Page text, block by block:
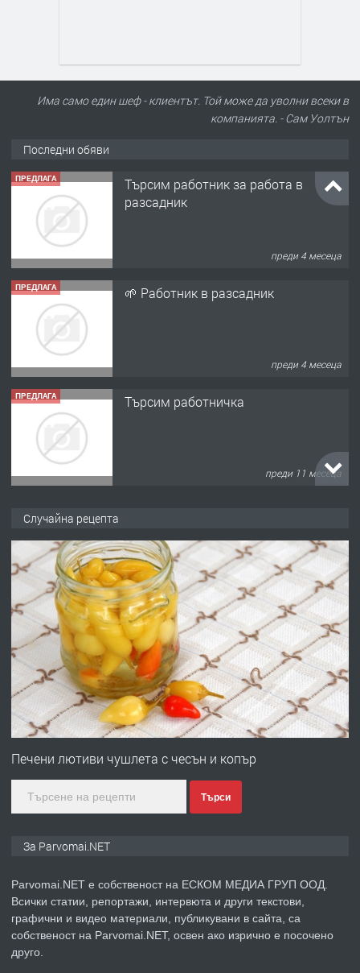
Има само един шеф - клиентът. Той може да уволни всеки в
компанията. - Сам Уолтън
Последни обяви
ПРЕДЛАГА
Търсим работник за работа в
разсадник
преди 4 месеца
ПРЕДЛАГА 🌱 Работник в разсадник
преди 4 месеца
ПРЕДЛАГА Търсим работничка
преди 11 месеца
преди 1 година
ПРЕДЛАГА Работа за общи работници
преди 1 година
ПРЕДЛАГА
Първи поход "По стъпките на Ангел
преди 1 година
ПРЕДЛАГА Уроци по Математика
Случайна рецепта
Печени лютиви чушлета с чесън и копър
Търси
За Parvomai.NET
Parvomai.NET е собственост на ЕСКОМ МЕДИА ГРУП ООД.
Всички статии, репортажи, интервюта и други текстови,
графични и видео материали, публикувани в сайта, са
собственост на Parvomai.NET, освен ако изрично е посочено
друго.